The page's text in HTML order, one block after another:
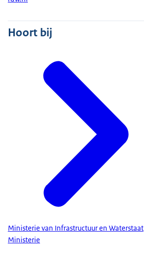
Hoort bij
Ministerie van Infrastructuur en Waterstaat
Ministerie